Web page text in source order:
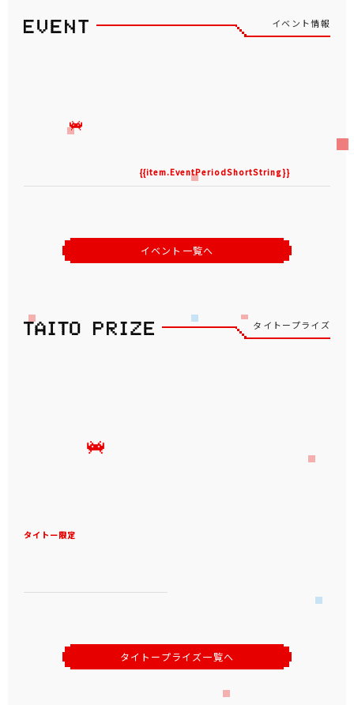
イベント情報
{{item.EventPeriodShortString}}
イベント一覧へ
タイトープライズ
タイトー限定
タイトープライズ一覧へ